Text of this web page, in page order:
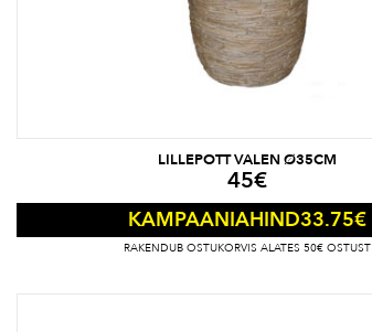
LILLEPOTT VALEN Ø35CM
45€
KAMPAANIAHIND33.75€
RAKENDUB OSTUKORVIS ALATES 50€ OSTUST